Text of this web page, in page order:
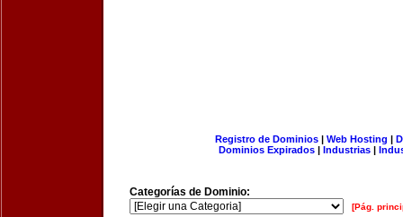
Registro de Dominios| Web Hosting |
Dominios Expirados | Industrias |
Categorías de Dominio:
[Pág.